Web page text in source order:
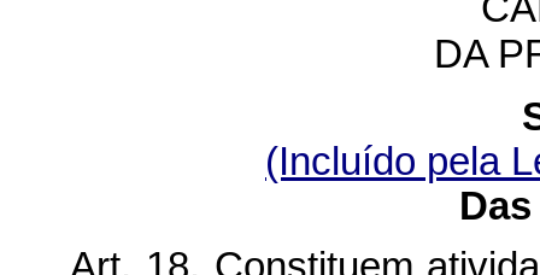
DA
(Incluído pela